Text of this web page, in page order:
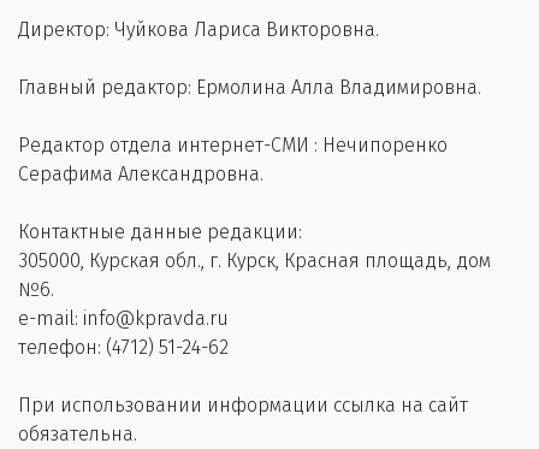
Директор: Чуйкова Лариса Викторовна.
Главный редактор: Ермолина Алла Владимировна.
Редактор отдела интернет-СМИ : Нечипоренко
Серафима Александровна.
Контактные данные редакции:
305000, Курская обл., г. Курск, Красная площадь, дом
№6.
e-mail: info@kpravda.ru
телефон: (4712) 51-24-62
При использовании информации ссылка на сайт
обязательна.